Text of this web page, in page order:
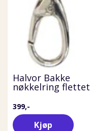
Halvor Bakke
nøkkelring flettet
399,-
Kjøp